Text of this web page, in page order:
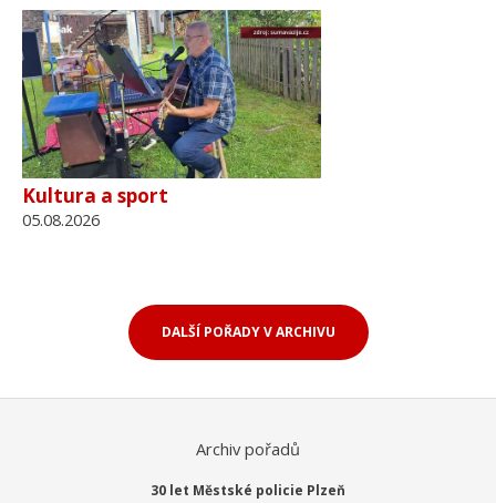
Kultura a sport
05.08.2026
Jak žije Karlovarský kraj
DALŠÍ POŘADY V ARCHIVU
Archiv pořadů
30 let Městské policie Plzeň